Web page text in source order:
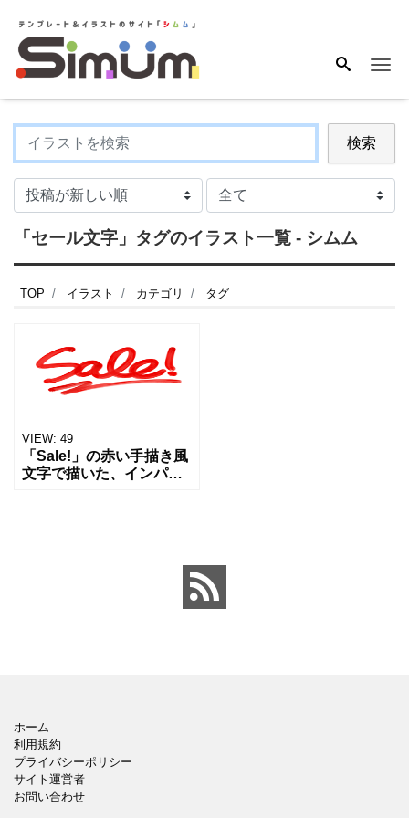
検索
「セール文字」タグのイラスト一覧 - シムム
TOP イラスト カテゴリ タグ
VIEW: 49
「Sale!」の赤い手描き風
文字で描いた、インパク
ホーム
利用規約
プライバシーポリシー
サイト運営者
お問い合わせ